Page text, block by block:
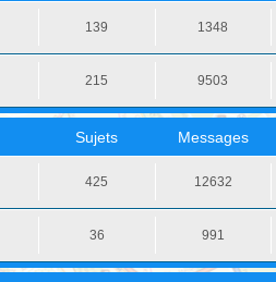
139 1348
215 9503
Sujets Messages
425 12632
36 991